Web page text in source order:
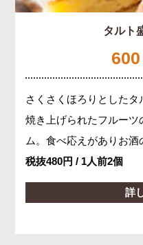
タルト
600
さくさくほろりとしたタ
焼き上げられたフルー
ム。食べ応えがありお
税抜480円 / 1人前2個
詳